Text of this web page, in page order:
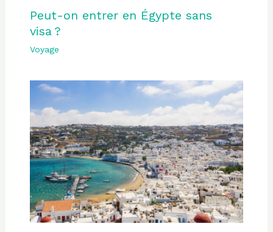
Peut-on entrer en Égypte sans
visa ?
Voyage